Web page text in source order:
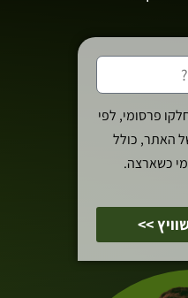
פרסומי, לפי
כולל
כשארצה.
>>